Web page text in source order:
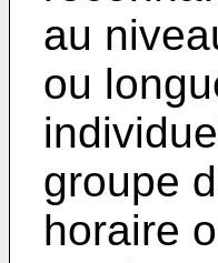
au
ou
groupe
horaire